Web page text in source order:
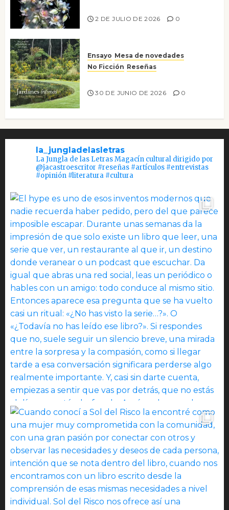
2 DE JULIO DE 2026 0
Ensayo Mesa de novedades
No Ficción Reseñas
30 DE JUNIO DE 2026 0
la_jungladelasletras
La Jungla de las Letras Magacín cultural dirigido por
@jacastroescritor #reseñas #artículos #entrevistas
#opinión #literatura #cultura